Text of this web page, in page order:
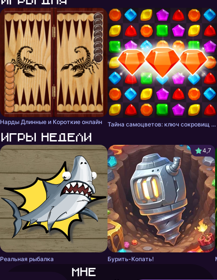
Нарды Длинные и Короткие онлайн Тайна самоцветов: ключ сокровищ - три в ряд
Игры недели
Реальная рыбалка
4,7
Бурить-Копать!
Мне